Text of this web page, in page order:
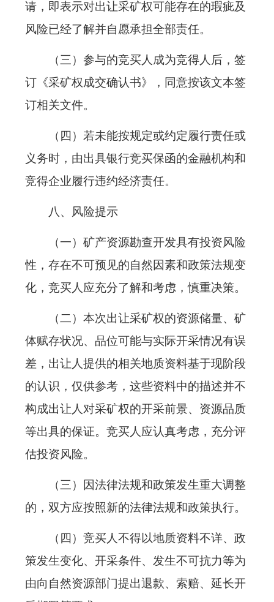
请，即表示对出让采矿权可能存在的瑕疵及
风险已经了解并自愿承担全部责任。
（三）参与的竞买人成为竞得人后，签
订《采矿权成交确认书》，同意按该文本签
订相关文件。
（四）若未能按规定或约定履行责任或
义务时，由出具银行竞买保函的金融机构和
竞得企业履行违约经济责任。
八、风险提示
（一）矿产资源勘查开发具有投资风险
性，存在不可预见的自然因素和政策法规变
化，竞买人应充分了解和考虑，慎重决策。
（二）本次出让采矿权的资源储量、矿
体赋存状况、品位可能与实际开采情况有误
差，出让人提供的相关地质资料基于现阶段
的认识，仅供参考，这些资料中的描述并不
构成出让人对采矿权的开采前景、资源品质
等出具的保证。竞买人应认真考虑，充分评
估投资风险。
（三）因法律法规和政策发生重大调整
的，双方应按照新的法律法规和政策执行。
（四）竞买人不得以地质资料不详、政
策发生变化、开采条件、发生不可抗力等为
由向自然资源部门提出退款、索赔、延长开